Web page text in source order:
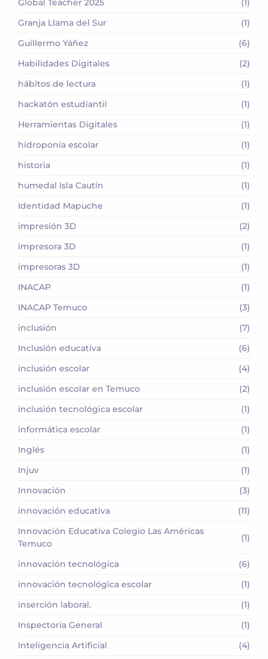
Global Teacher 2025
(1)
Granja Llama del Sur
(1)
Guillermo Yáñez
(6)
Habilidades Digitales
(2)
hábitos de lectura
(1)
hackatón estudiantil
(1)
Herramientas Digitales
(1)
hidroponía escolar
(1)
historia
(1)
humedal Isla Cautín
(1)
Identidad Mapuche
(1)
impresión 3D
(2)
impresora 3D
(1)
impresoras 3D
(1)
INACAP
(1)
INACAP Temuco
(3)
inclusión
(7)
Inclusión educativa
(6)
inclusión escolar
(4)
inclusión escolar en Temuco
(2)
inclusión tecnológica escolar
(1)
informática escolar
(1)
Inglés
(1)
Injuv
(1)
Innovación
(3)
innovación educativa
(11)
Innovación Educativa Colegio Las Américas
Temuco
(1)
innovación tecnológica
(6)
innovación tecnológica escolar
(1)
inserción laboral.
(1)
Inspectoría General
(1)
Inteligencia Artificial
(4)